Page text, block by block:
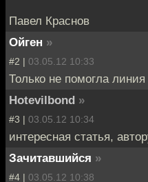
Павел Краснов
Ойген »
#2 | 03.05.12 10:33
Только не помогла
Hotevilbond »
#3 | 03.05.12 10:34
интересная статья,
Зачитавшийся »
#4 | 03.05.12 10:38